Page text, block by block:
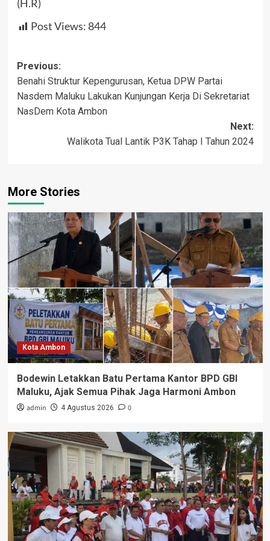
(H.R)
Post Views: 844
Post
navigation
Previous:
Benahi Struktur Kepengurusan, Ketua DPW Partai
Nasdem Maluku Lakukan Kunjungan Kerja Di Sekretariat
NasDem Kota Ambon
Next:
Walikota Tual Lantik P3K Tahap I Tahun 2024
More Stories
Kota Ambon
Bodewin Letakkan Batu Pertama Kantor BPD GBI
Maluku, Ajak Semua Pihak Jaga Harmoni Ambon
admin 4 Agustus 2026 0